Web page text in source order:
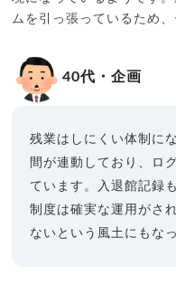
ムを引っ張っているため
40代・企画
残業はしにくい体制に
間が連動しており、ロ
ています。入退館記録
制度は確実な運用がさ
ないという風土にもな